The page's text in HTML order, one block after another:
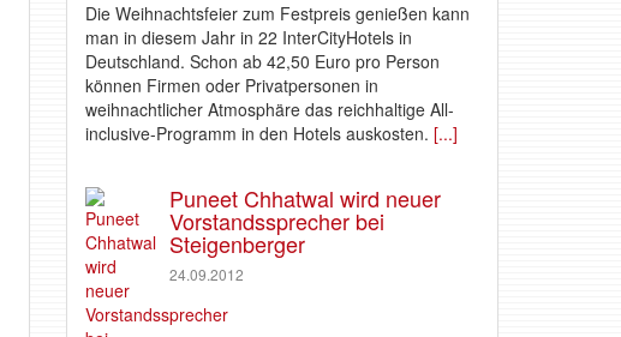
Die Weihnachtsfeier zum Festpreis genießen kann
man in diesem Jahr in 22 InterCityHotels in
Deutschland. Schon ab 42,50 Euro pro Person
können Firmen oder Privatpersonen in
weihnachtlicher Atmosphäre das reichhaltige All-
inclusive-Programm in den Hotels auskosten. [...]
Puneet Chhatwal wird neuer
Vorstandssprecher bei
Steigenberger
24.09.2012